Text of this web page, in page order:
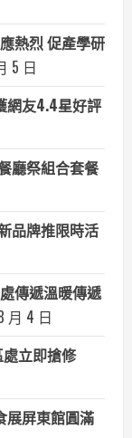
熱烈 促產學研
5 日
網友4.4星好評
廳祭組合套餐
品牌推限時活
傳遞溫暖傳遞
月 4 日
立即搶修
展屏東館圓滿